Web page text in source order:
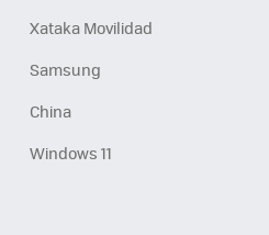
Xataka Movilidad
Samsung
China
Windows 11